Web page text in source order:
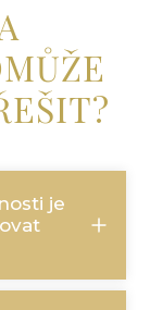
je